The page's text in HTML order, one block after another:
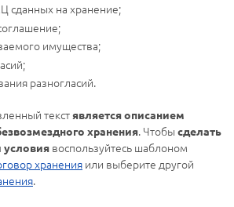
сданных на хранение;
имущества;
разногласий.
текстявляется описанием
хранения. Чтобы сделать
воспользуйтесь шаблоном
хранения или выберите другой
.